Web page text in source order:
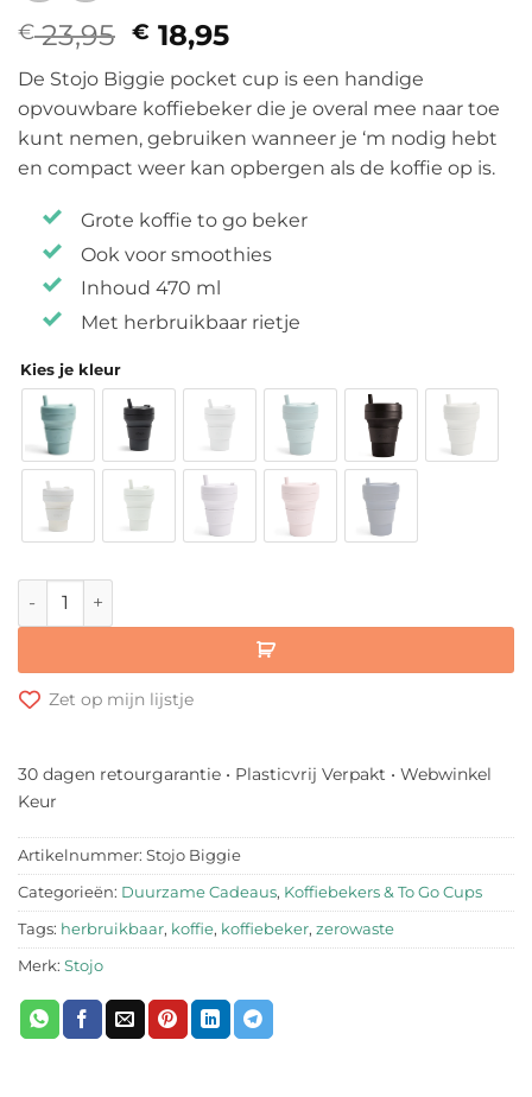
€23,95 Oorspronkelijke
prijs
was:
€ 23,95.
€ 18,95
prijs
is:
€ 18,95.
De Stojo Biggie pocket cup is een handige
opvouwbare koffiebeker die je overal mee naar toe
kunt nemen, gebruiken wanneer je ‘m nodig hebt
en compact weer kan opbergen als de koffie op is.
Grote koffie to go beker
Ook voor smoothies
Inhoud 470 ml
Met herbruikbaar rietje
Kies je kleur
Stojo Biggie Cup | Opvouwbare Koffiebeker aantal
Zet op mijn lijstje
30 dagen retourgarantie • Plasticvrij Verpakt • Webwinkel
Keur
Artikelnummer: Stojo Biggie
Categorieën: Duurzame Cadeaus, Koffiebekers & To Go Cups
Tags: herbruikbaar, koffie, koffiebeker, zerowaste
Merk: Stojo